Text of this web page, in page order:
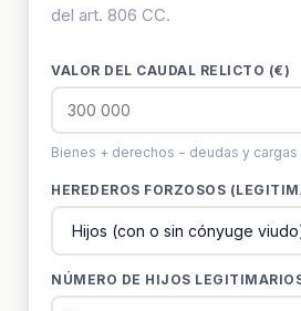
del art. 806 CC.
VALOR DEL CAUDAL RELICTO (€)
Bienes + derechos − deudas y cargas
HEREDEROS FORZOSOS
NÚMERO DE HIJOS